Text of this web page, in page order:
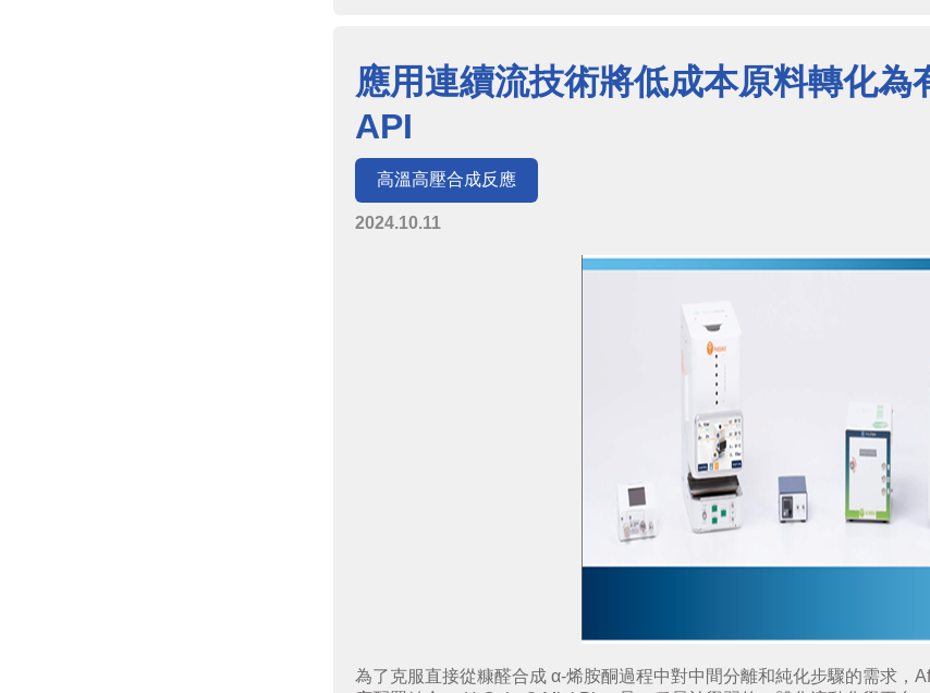
應用連續流技術將低成本原料轉化為
API
高溫高壓合成反應
2024.10.11
為了克服直接從糠醛合成 α-烯胺酮過程中對中間分離和純化步驟的需求